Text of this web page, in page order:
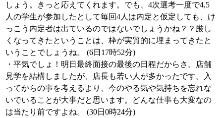
しょう。きっと応えてくれます。でも、4次選考一度で4,5
人の学生が参加したとして毎回4人は内定と仮定しても、け
っこう内定者は出ているのではないでしょうかね？？厳し
くなってきたということは、枠が実質的に埋まってきたと
いうことでしょうね。 (6日17時52分)
・平気でしょ！明日最終面接の最後の日程だからさ。店舗
見学を結構しましたが、店長も若い人が多かったです。入
ってからの事を考えるより、今のやる気や気持ちを忘れな
いでいることが大事だと思います。どんな仕事も大変なの
は当たり前ですよね。 (30日0時24分)